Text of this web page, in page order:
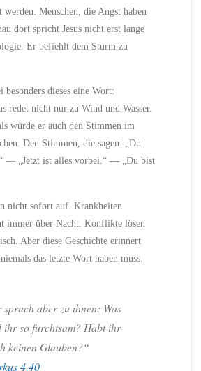
werden. Menschen, die Angst haben
dort spricht Jesus nicht erst lange
Er befiehlt dem Sturm zu
dieses eine Wort:
redet nicht nur zu Wind und Wasser.
würde er auch den Stimmen im
Den Stimmen, die sagen: „Du
— „Jetzt ist alles vorbei.“ — „Du bist
nicht sofort auf. Krankheiten
immer über Nacht. Konflikte lösen
Aber diese Geschichte erinnert
das letzte Wort haben muss.
sprach aber zu ihnen: Was
ihr so furchtsam? Habt ihr
keinen Glauben?“
4,40